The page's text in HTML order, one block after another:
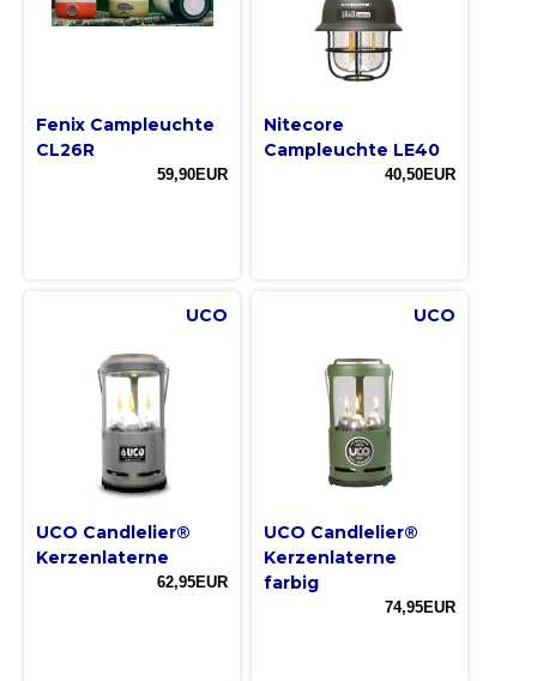
Fenix Campleuchte
CL26R
59,90EUR
Nitecore
Campleuchte LE40
40,50EUR
UCO
UCO Candlelier®
Kerzenlaterne
62,95EUR
UCO
UCO Candlelier®
Kerzenlaterne
farbig
74,95EUR